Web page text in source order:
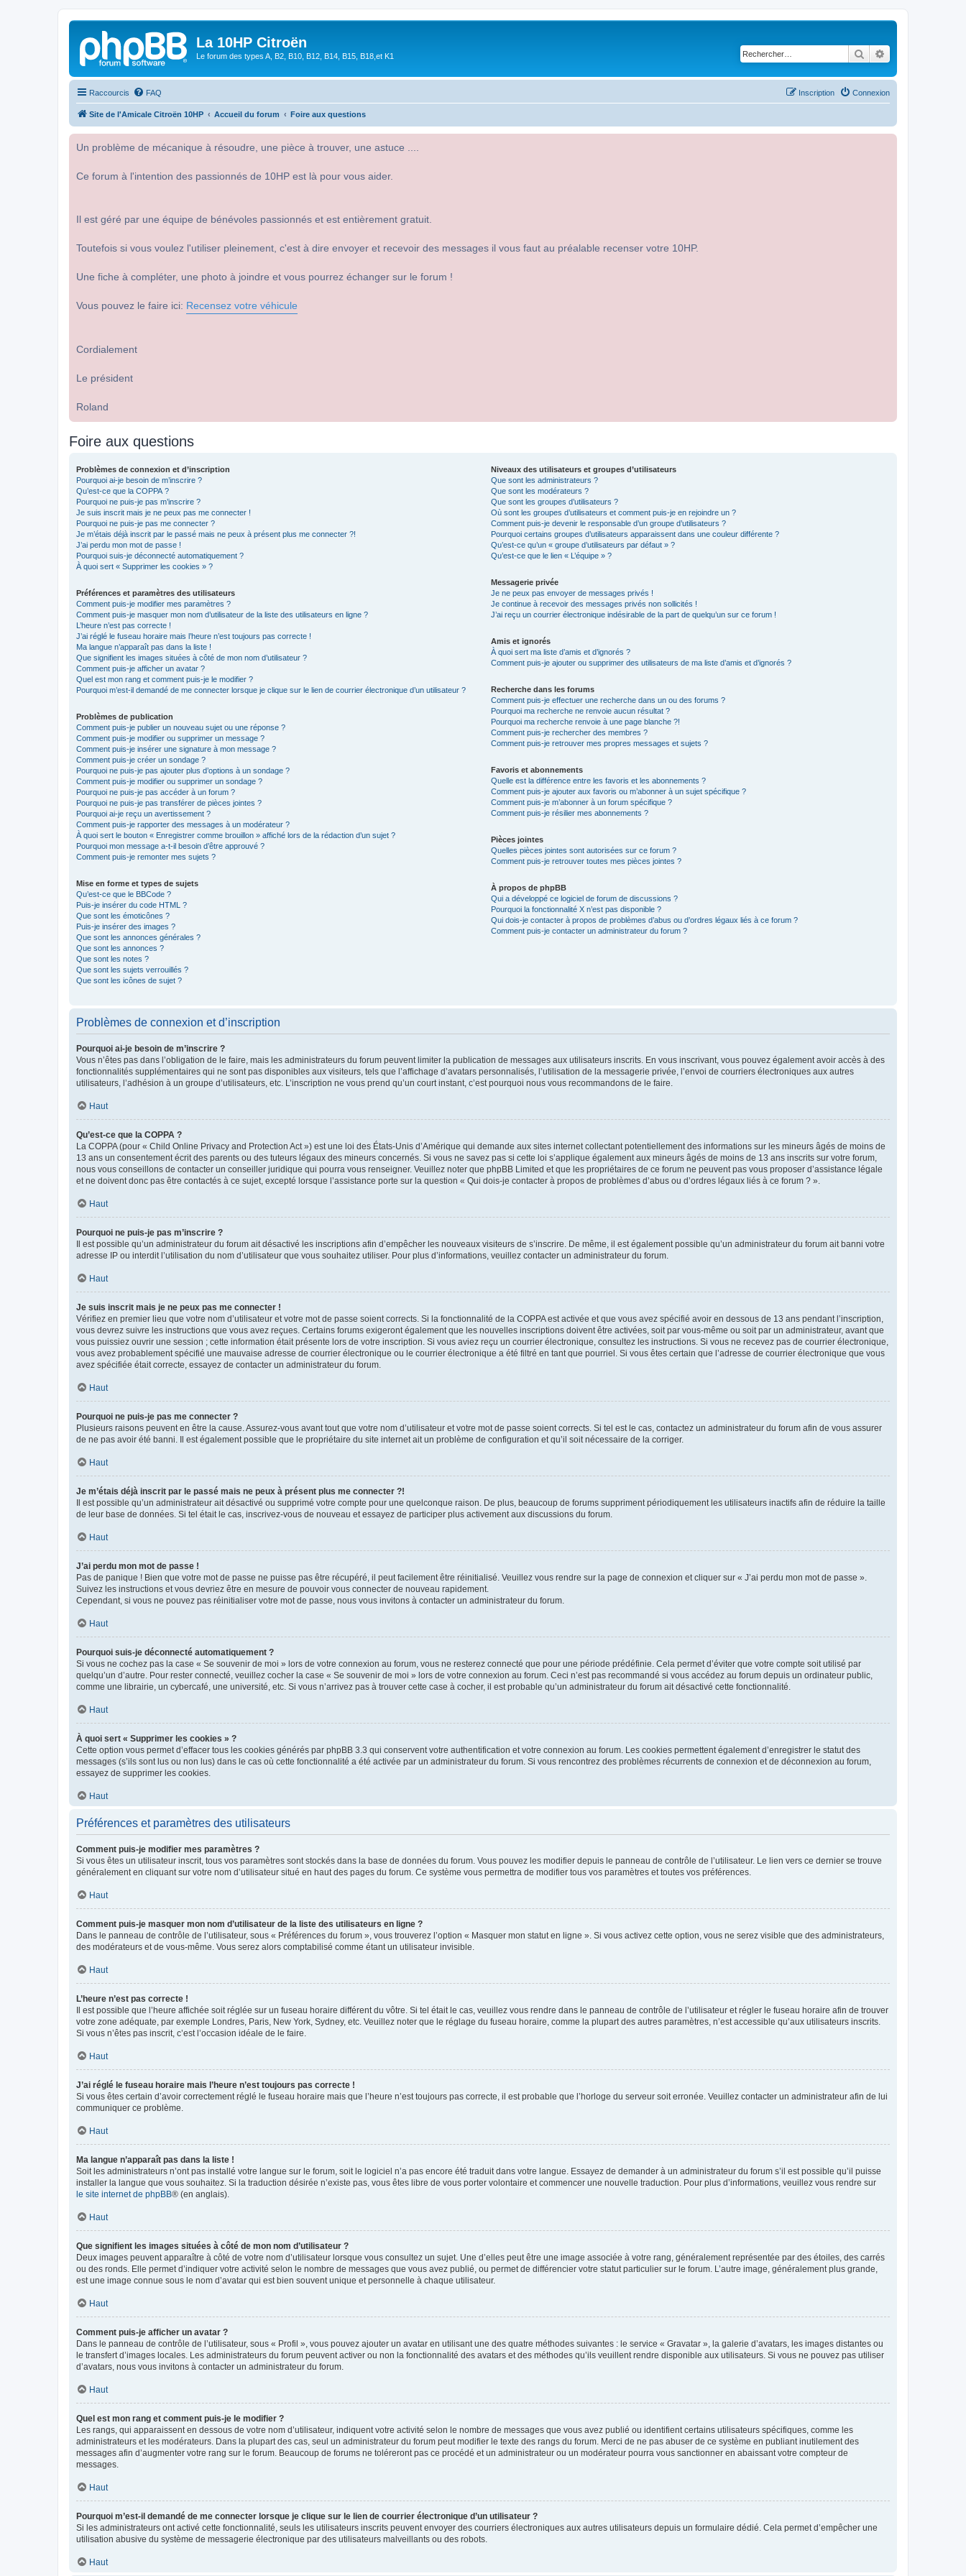
La 10HP Citroën
Le forum des types A, B2, B10, B12, B14, B15, B18,et K1 Rechercher
Raccourcis FAQ Connexion
Inscription
Site de l'Amicale Citroën 10HP Accueil du forum Foire aux questions
Un problème de mécanique à résoudre, une pièce à trouver, une astuce ....
Ce forum à l'intention des passionnés de 10HP est là pour vous aider.
Il est géré par une équipe de bénévoles passionnés et est entièrement gratuit.
Toutefois si vous voulez l'utiliser pleinement, c'est à dire envoyer et recevoir des messages il vous faut au préalable recenser votre 10HP.
Une fiche à compléter, une photo à joindre et vous pourrez échanger sur le forum !
Vous pouvez le faire ici: Recensez votre véhicule
Cordialement
Le président
Roland
Foire aux questions
Problèmes de connexion et d’inscription
Pourquoi ai-je besoin de m’inscrire ?
Qu’est-ce que la COPPA ?
Pourquoi ne puis-je pas m’inscrire ?
Je suis inscrit mais je ne peux pas me connecter !
Pourquoi ne puis-je pas me connecter ?
Je m’étais déjà inscrit par le passé mais ne peux à présent plus me connecter ?!
J’ai perdu mon mot de passe !
Pourquoi suis-je déconnecté automatiquement ?
À quoi sert « Supprimer les cookies » ?
Préférences et paramètres des utilisateurs
Comment puis-je modifier mes paramètres ?
Comment puis-je masquer mon nom d’utilisateur de la liste des utilisateurs en ligne ?
L’heure n’est pas correcte !
J’ai réglé le fuseau horaire mais l’heure n’est toujours pas correcte !
Ma langue n’apparaît pas dans la liste !
Que signifient les images situées à côté de mon nom d’utilisateur ?
Comment puis-je afficher un avatar ?
Quel est mon rang et comment puis-je le modifier ?
Pourquoi m’est-il demandé de me connecter lorsque je clique sur le lien de courrier électronique d’un utilisateur ?
Problèmes de publication
Comment puis-je publier un nouveau sujet ou une réponse ?
Comment puis-je modifier ou supprimer un message ?
Comment puis-je insérer une signature à mon message ?
Comment puis-je créer un sondage ?
Pourquoi ne puis-je pas ajouter plus d’options à un sondage ?
Comment puis-je modifier ou supprimer un sondage ?
Pourquoi ne puis-je pas accéder à un forum ?
Pourquoi ne puis-je pas transférer de pièces jointes ?
Pourquoi ai-je reçu un avertissement ?
Comment puis-je rapporter des messages à un modérateur ?
À quoi sert le bouton « Enregistrer comme brouillon » affiché lors de la rédaction d’un sujet ?
Pourquoi mon message a-t-il besoin d’être approuvé ?
Comment puis-je remonter mes sujets ?
Mise en forme et types de sujets
Qu’est-ce que le BBCode ?
Puis-je insérer du code HTML ?
Que sont les émoticônes ?
Puis-je insérer des images ?
Que sont les annonces générales ?
Que sont les annonces ?
Que sont les notes ?
Que sont les sujets verrouillés ?
Que sont les icônes de sujet ?
Niveaux des utilisateurs et groupes d’utilisateurs
Que sont les administrateurs ?
Que sont les modérateurs ?
Que sont les groupes d’utilisateurs ?
Où sont les groupes d’utilisateurs et comment puis-je en rejoindre un ?
Comment puis-je devenir le responsable d’un groupe d’utilisateurs ?
Pourquoi certains groupes d’utilisateurs apparaissent dans une couleur différente ?
Qu’est-ce qu’un « groupe d’utilisateurs par défaut » ?
Qu’est-ce que le lien « L’équipe » ?
Messagerie privée
Je ne peux pas envoyer de messages privés !
Je continue à recevoir des messages privés non sollicités !
J’ai reçu un courrier électronique indésirable de la part de quelqu’un sur ce forum !
Amis et ignorés
À quoi sert ma liste d’amis et d’ignorés ?
Comment puis-je ajouter ou supprimer des utilisateurs de ma liste d’amis et d’ignorés ?
Recherche dans les forums
Comment puis-je effectuer une recherche dans un ou des forums ?
Pourquoi ma recherche ne renvoie aucun résultat ?
Pourquoi ma recherche renvoie à une page blanche ?!
Comment puis-je rechercher des membres ?
Comment puis-je retrouver mes propres messages et sujets ?
Favoris et abonnements
Quelle est la différence entre les favoris et les abonnements ?
Comment puis-je ajouter aux favoris ou m’abonner à un sujet spécifique ?
Comment puis-je m’abonner à un forum spécifique ?
Comment puis-je résilier mes abonnements ?
Pièces jointes
Quelles pièces jointes sont autorisées sur ce forum ?
Comment puis-je retrouver toutes mes pièces jointes ?
À propos de phpBB
Qui a développé ce logiciel de forum de discussions ?
Pourquoi la fonctionnalité X n’est pas disponible ?
Qui dois-je contacter à propos de problèmes d’abus ou d’ordres légaux liés à ce forum ?
Comment puis-je contacter un administrateur du forum ?
Problèmes de connexion et d’inscription
Pourquoi ai-je besoin de m’inscrire ?
Vous n’êtes pas dans l’obligation de le faire, mais les administrateurs du forum peuvent limiter la publication de messages aux utilisateurs inscrits. En vous inscrivant, vous pouvez également avoir accès à des
fonctionnalités supplémentaires qui ne sont pas disponibles aux visiteurs, tels que l’affichage d’avatars personnalisés, l’utilisation de la messagerie privée, l’envoi de courriers électroniques aux autres
utilisateurs, l’adhésion à un groupe d’utilisateurs, etc. L’inscription ne vous prend qu’un court instant, c’est pourquoi nous vous recommandons de le faire.
Haut
Qu’est-ce que la COPPA ?
La COPPA (pour « Child Online Privacy and Protection Act ») est une loi des États-Unis d’Amérique qui demande aux sites internet collectant potentiellement des informations sur les mineurs âgés de moins de
13 ans un consentement écrit des parents ou des tuteurs légaux des mineurs concernés. Si vous ne savez pas si cette loi s’applique également aux mineurs âgés de moins de 13 ans inscrits sur votre forum,
nous vous conseillons de contacter un conseiller juridique qui pourra vous renseigner. Veuillez noter que phpBB Limited et que les propriétaires de ce forum ne peuvent pas vous proposer d’assistance légale
et ne doivent donc pas être contactés à ce sujet, excepté lorsque l’assistance porte sur la question « Qui dois-je contacter à propos de problèmes d’abus ou d’ordres légaux liés à ce forum ? ».
Haut
Pourquoi ne puis-je pas m’inscrire ?
Il est possible qu’un administrateur du forum ait désactivé les inscriptions afin d’empêcher les nouveaux visiteurs de s’inscrire. De même, il est également possible qu’un administrateur du forum ait banni votre
adresse IP ou interdit l’utilisation du nom d’utilisateur que vous souhaitez utiliser. Pour plus d’informations, veuillez contacter un administrateur du forum.
Haut
Je suis inscrit mais je ne peux pas me connecter !
Vérifiez en premier lieu que votre nom d’utilisateur et votre mot de passe soient corrects. Si la fonctionnalité de la COPPA est activée et que vous avez spécifié avoir en dessous de 13 ans pendant l’inscription,
vous devrez suivre les instructions que vous avez reçues. Certains forums exigeront également que les nouvelles inscriptions doivent être activées, soit par vous-même ou soit par un administrateur, avant que
vous puissiez ouvrir une session ; cette information était présente lors de votre inscription. Si vous aviez reçu un courrier électronique, consultez les instructions. Si vous ne recevez pas de courrier électronique,
vous avez probablement spécifié une mauvaise adresse de courrier électronique ou le courrier électronique a été filtré en tant que pourriel. Si vous êtes certain que l’adresse de courrier électronique que vous
avez spécifiée était correcte, essayez de contacter un administrateur du forum.
Haut
Pourquoi ne puis-je pas me connecter ?
Plusieurs raisons peuvent en être la cause. Assurez-vous avant tout que votre nom d’utilisateur et votre mot de passe soient corrects. Si tel est le cas, contactez un administrateur du forum afin de vous assurer
de ne pas avoir été banni. Il est également possible que le propriétaire du site internet ait un problème de configuration et qu’il soit nécessaire de la corriger.
Haut
Je m’étais déjà inscrit par le passé mais ne peux à présent plus me connecter ?!
Il est possible qu’un administrateur ait désactivé ou supprimé votre compte pour une quelconque raison. De plus, beaucoup de forums suppriment périodiquement les utilisateurs inactifs afin de réduire la taille
de leur base de données. Si tel était le cas, inscrivez-vous de nouveau et essayez de participer plus activement aux discussions du forum.
Haut
J’ai perdu mon mot de passe !
Pas de panique ! Bien que votre mot de passe ne puisse pas être récupéré, il peut facilement être réinitialisé. Veuillez vous rendre sur la page de connexion et cliquer sur « J’ai perdu mon mot de passe ».
Suivez les instructions et vous devriez être en mesure de pouvoir vous connecter de nouveau rapidement.
Cependant, si vous ne pouvez pas réinitialiser votre mot de passe, nous vous invitons à contacter un administrateur du forum.
Haut
Pourquoi suis-je déconnecté automatiquement ?
Si vous ne cochez pas la case « Se souvenir de moi » lors de votre connexion au forum, vous ne resterez connecté que pour une période prédéfinie. Cela permet d’éviter que votre compte soit utilisé par
quelqu’un d’autre. Pour rester connecté, veuillez cocher la case « Se souvenir de moi » lors de votre connexion au forum. Ceci n’est pas recommandé si vous accédez au forum depuis un ordinateur public,
comme une librairie, un cybercafé, une université, etc. Si vous n’arrivez pas à trouver cette case à cocher, il est probable qu’un administrateur du forum ait désactivé cette fonctionnalité.
Haut
À quoi sert « Supprimer les cookies » ?
Cette option vous permet d’effacer tous les cookies générés par phpBB 3.3 qui conservent votre authentification et votre connexion au forum. Les cookies permettent également d’enregistrer le statut des
messages (s’ils sont lus ou non lus) dans le cas où cette fonctionnalité a été activée par un administrateur du forum. Si vous rencontrez des problèmes récurrents de connexion et de déconnexion au forum,
essayez de supprimer les cookies.
Haut
Préférences et paramètres des utilisateurs
Comment puis-je modifier mes paramètres ?
Si vous êtes un utilisateur inscrit, tous vos paramètres sont stockés dans la base de données du forum. Vous pouvez les modifier depuis le panneau de contrôle de l’utilisateur. Le lien vers ce dernier se trouve
généralement en cliquant sur votre nom d’utilisateur situé en haut des pages du forum. Ce système vous permettra de modifier tous vos paramètres et toutes vos préférences.
Haut
Comment puis-je masquer mon nom d’utilisateur de la liste des utilisateurs en ligne ?
Dans le panneau de contrôle de l’utilisateur, sous « Préférences du forum », vous trouverez l’option « Masquer mon statut en ligne ». Si vous activez cette option, vous ne serez visible que des administrateurs,
des modérateurs et de vous-même. Vous serez alors comptabilisé comme étant un utilisateur invisible.
Haut
L’heure n’est pas correcte !
Il est possible que l’heure affichée soit réglée sur un fuseau horaire différent du vôtre. Si tel était le cas, veuillez vous rendre dans le panneau de contrôle de l’utilisateur et régler le fuseau horaire afin de trouver
votre zone adéquate, par exemple Londres, Paris, New York, Sydney, etc. Veuillez noter que le réglage du fuseau horaire, comme la plupart des autres paramètres, n’est accessible qu’aux utilisateurs inscrits.
Si vous n’êtes pas inscrit, c’est l’occasion idéale de le faire.
Haut
J’ai réglé le fuseau horaire mais l’heure n’est toujours pas correcte !
Si vous êtes certain d’avoir correctement réglé le fuseau horaire mais que l’heure n’est toujours pas correcte, il est probable que l’horloge du serveur soit erronée. Veuillez contacter un administrateur afin de lui
communiquer ce problème.
Haut
Ma langue n’apparaît pas dans la liste !
Soit les administrateurs n’ont pas installé votre langue sur le forum, soit le logiciel n’a pas encore été traduit dans votre langue. Essayez de demander à un administrateur du forum s’il est possible qu’il puisse
installer la langue que vous souhaitez. Si la traduction désirée n’existe pas, vous êtes libre de vous porter volontaire et commencer une nouvelle traduction. Pour plus d’informations, veuillez vous rendre sur
le site internet de phpBB® (en anglais).
Haut
Que signifient les images situées à côté de mon nom d’utilisateur ?
Deux images peuvent apparaître à côté de votre nom d’utilisateur lorsque vous consultez un sujet. Une d’elles peut être une image associée à votre rang, généralement représentée par des étoiles, des carrés
ou des ronds. Elle permet d’indiquer votre activité selon le nombre de messages que vous avez publié, ou permet de différencier votre statut particulier sur le forum. L’autre image, généralement plus grande,
est une image connue sous le nom d’avatar qui est bien souvent unique et personnelle à chaque utilisateur.
Haut
Comment puis-je afficher un avatar ?
Dans le panneau de contrôle de l’utilisateur, sous « Profil », vous pouvez ajouter un avatar en utilisant une des quatre méthodes suivantes : le service « Gravatar », la galerie d’avatars, les images distantes ou
le transfert d’images locales. Les administrateurs du forum peuvent activer ou non la fonctionnalité des avatars et des méthodes qu’ils veuillent rendre disponible aux utilisateurs. Si vous ne pouvez pas utiliser
d’avatars, nous vous invitons à contacter un administrateur du forum.
Haut
Quel est mon rang et comment puis-je le modifier ?
Les rangs, qui apparaissent en dessous de votre nom d’utilisateur, indiquent votre activité selon le nombre de messages que vous avez publié ou identifient certains utilisateurs spécifiques, comme les
administrateurs et les modérateurs. Dans la plupart des cas, seul un administrateur du forum peut modifier le texte des rangs du forum. Merci de ne pas abuser de ce système en publiant inutilement des
messages afin d’augmenter votre rang sur le forum. Beaucoup de forums ne toléreront pas ce procédé et un administrateur ou un modérateur pourra vous sanctionner en abaissant votre compteur de
messages.
Haut
Pourquoi m’est-il demandé de me connecter lorsque je clique sur le lien de courrier électronique d’un utilisateur ?
Si les administrateurs ont activé cette fonctionnalité, seuls les utilisateurs inscrits peuvent envoyer des courriers électroniques aux autres utilisateurs depuis un formulaire dédié. Cela permet d’empêcher une
utilisation abusive du système de messagerie électronique par des utilisateurs malveillants ou des robots.
Haut